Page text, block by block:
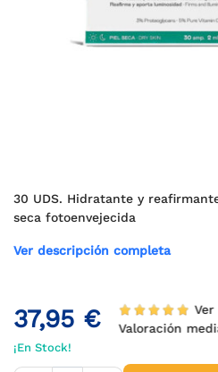
30 UDS. Hidratante y
seca fotoenvejecida
Ver descripción completa
37,95 €
Ver
Valoración
¡En Stock!